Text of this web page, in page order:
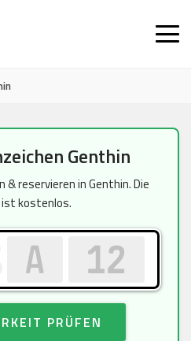
Genthin
& reservieren in Genthin. Die
kostenlos.
PRÜFEN